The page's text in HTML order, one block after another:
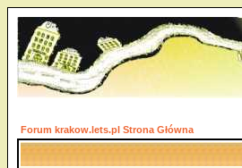
Forum krakow.lets.pl Strona Główna